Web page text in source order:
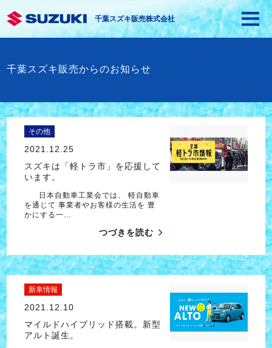
千葉スズキ販売株式会社
千葉スズキ販売からのお知らせ
その他
2021.12.25
スズキは「軽トラ市」を応援して
います。
日本自動車工業会では、 軽自動車
を通じて 事業者やお客様の生活を 豊
かにする一…
つづきを読む
新車情報
2021.12.10
マイルドハイブリッド搭載。新型
アルト誕生。